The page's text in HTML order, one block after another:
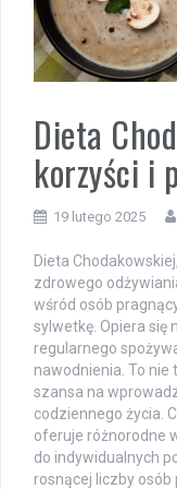
Dieta
korzyści i
19 lutego 2025
Dieta
zdrowego
wśród osób
sylwetkę. Opiera się
regularnego
nawodnienia. To nie
szansa na
codziennego życia.
oferuje różnorodne
do indywidualnych
rosnącej liczby